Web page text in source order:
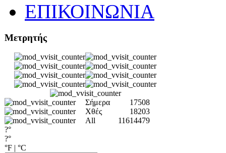
ΕΠΙΚΟΙΝΩΝΙΑ
Μετρητής
Σήμερα
17508
Χθές
18203
All
11614479
?°
?°
°F | °C